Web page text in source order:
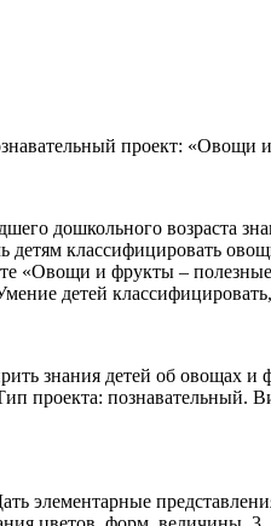
проект: «Овощи
дошкольного возраста
детям классифицировать
«Овощи и фрукты – полезные
детей
знания детей об овощах и
проекта:
элементарные